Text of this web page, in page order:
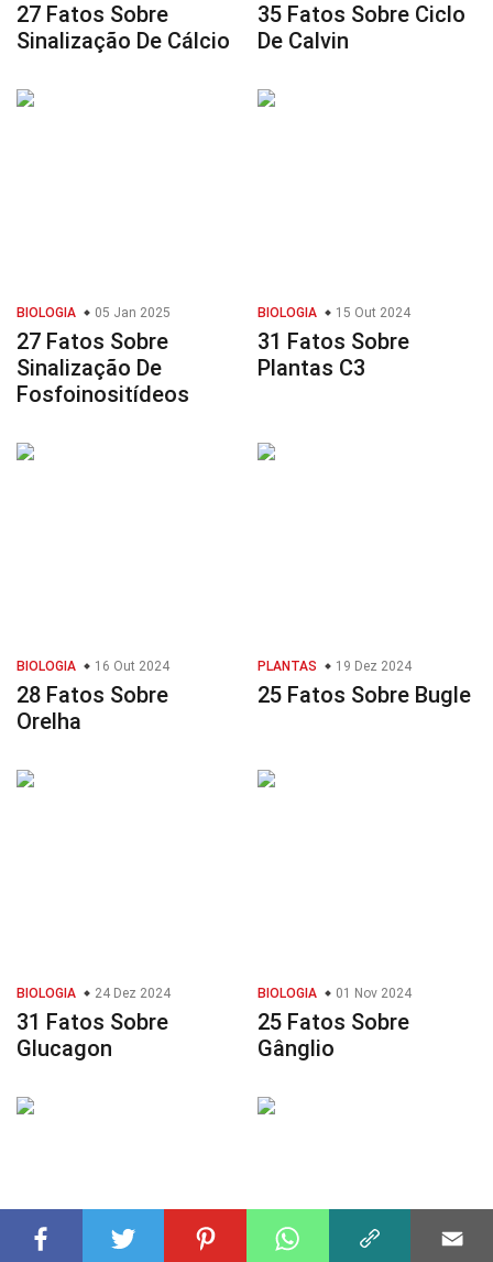
27 Fatos Sobre
Sinalização De Cálcio
35 Fatos Sobre Ciclo
De Calvin
BIOLOGIA 05 Jan 2025
27 Fatos Sobre
Sinalização De
Fosfoinositídeos
BIOLOGIA 15 Out 2024
31 Fatos Sobre
Plantas C3
BIOLOGIA 16 Out 2024
28 Fatos Sobre
Orelha
PLANTAS 19 Dez 2024
25 Fatos Sobre Bugle
BIOLOGIA 24 Dez 2024
31 Fatos Sobre
Glucagon
BIOLOGIA 01 Nov 2024
25 Fatos Sobre
Gânglio